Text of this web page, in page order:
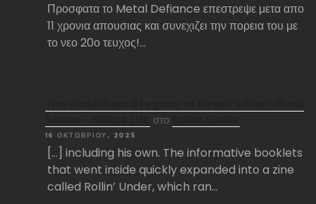
Προσφατα το Metal Defiance επεστρεψε μετα απο
11 χρονια απουσιας και συνεχιζει την πορεια του με
το νεο 20ο τευχος!…
στο
16 ΟΚΤΩΒΡΊΟΥ, 2025
[…] including his own. The informative booklets
that went inside quickly expanded into a zine
called Rollin’ Under, which ran…